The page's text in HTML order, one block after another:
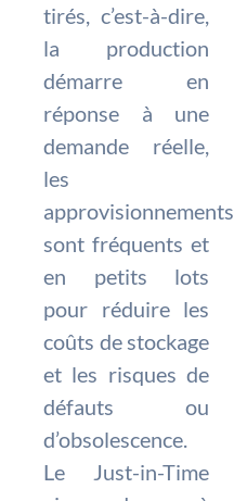
tirés, c’est-à-dire,
la production
démarre en
réponse à une
demande réelle,
les
approvisionnements
sont fréquents et
en petits lots
pour réduire les
coûts de stockage
et les risques de
défauts ou
d’obsolescence.
Le Just-in-Time